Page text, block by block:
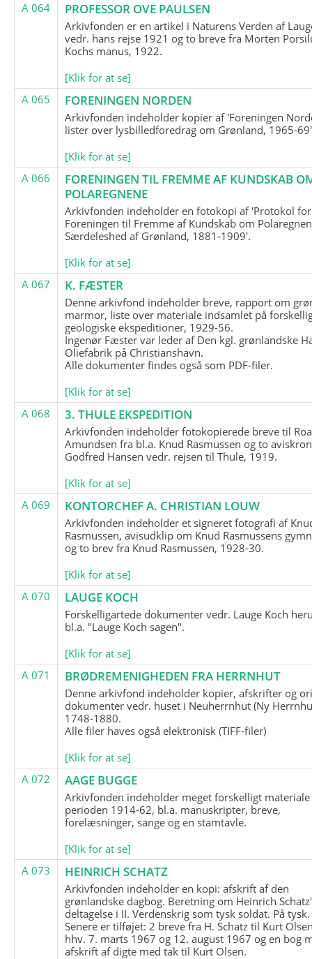
A 064 PROFESSOR OVE PAULSEN
Arkivfonden er en artikel i Naturens Verden af
vedr. hans rejse 1921 og to breve fra Morten
Kochs manus, 1922.
[Klik for at se]
A 065
FORENINGEN NORDEN
Arkivfonden indeholder kopier af 'Foreningen
lister over lysbilledforedrag om Grønland, 1965-
[Klik for at se]
A 066
FORENINGEN TIL FREMME AF KUNDSKAB
POLAREGNENE
Arkivfonden indeholder en fotokopi af 'Protokol for
Foreningen til Fremme af Kundskab om
Særdeleshed af Grønland, 1881-1909'.
[Klik for at se]
A 067
K. FÆSTER
Denne arkivfond indeholder breve, rapport om
marmor, liste over materiale indsamlet på
geologiske ekspeditioner, 1929-56.
Ingenør Fæster var leder af Den kgl. grønlandske
Oliefabrik på Christianshavn.
Alle dokumenter findes også som PDF-filer.
[Klik for at se]
A 068
3. THULE EKSPEDITION
Arkivfonden indeholder fotokopierede breve til
Amundsen fra bl.a. Knud Rasmussen og to
Godfred Hansen vedr. rejsen til Thule, 1919.
[Klik for at se]
A 069
KONTORCHEF A. CHRISTIAN LOUW
Arkivfonden indeholder et signeret fotografi af
Rasmussen, avisudklip om Knud Rasmussens
og to brev fra Knud Rasmussen, 1928-30.
[Klik for at se]
A 070
LAUGE KOCH
Forskelligartede dokumenter vedr. Lauge Koch
bl.a. "Lauge Koch sagen".
[Klik for at se]
A 071
BRØDREMENIGHEDEN FRA HERRNHUT
Denne arkivfond indeholder kopier, afskrifter og
dokumenter vedr. huset i Neuherrnhut (Ny
1748-1880.
Alle filer haves også elektronisk (TIFF-filer)
[Klik for at se]
A 072
AAGE BUGGE
Arkivfonden indeholder meget forskelligt
perioden 1914-62, bl.a. manuskripter, breve,
forelæsninger, sange og en stamtavle.
[Klik for at se]
A 073
HEINRICH SCHATZ
Arkivfonden indeholder en kopi: afskrift af den
grønlandske dagbog. Beretning om Heinrich Schatz'
deltagelse i II. Verdenskrig som tysk soldat. På tysk.
Senere er tilføjet: 2 breve fra H. Schatz til Kurt
hhv. 7. marts 1967 og 12. august 1967 og en bog
afskrift af digte med tak til Kurt Olsen.